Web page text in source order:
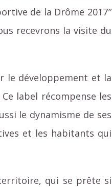
de la Drôme 2017″
recevrons la visite du
le développement et la
label récompense les
le dynamisme de ses
et les habitants qui
qui se prête si